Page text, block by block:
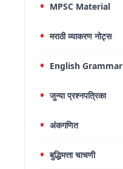
MPSC Material
मराठी व्याकरण नोट्स
English Grammar
जुन्या प्रश्नपत्रिका
अंकगणित
बुद्धिमत्ता चाचणी